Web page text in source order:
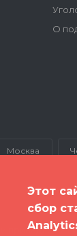
О
Москва
и
Этот
сбор